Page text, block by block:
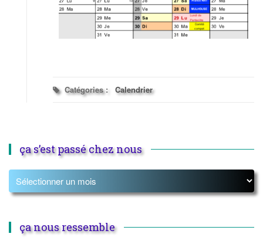
Catégories : Calendrier
ça s’est passé chez nous
ça nous ressemble